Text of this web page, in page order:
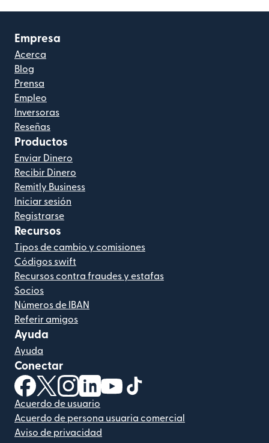
Empresa
Acerca
Blog
Prensa
Empleo
Inversoras
Reseñas
Productos
Enviar Dinero
Recibir Dinero
Remitly Business
Iniciar sesión
Registrarse
Recursos
Tipos de cambio y comisiones
Códigos swift
Recursos contra fraudes y estafas
Socios
Números de IBAN
Referir amigos
Ayuda
Ayuda
Conectar
(se abre en una ventana nueva)
(se abre en una ventana nueva)
(se abre en una ventana nueva)
(se abre en una ventana nueva)
(se abre en una ventana nueva)
Acuerdo de usuario
Acuerdo de persona usuaria comercial
Aviso de privacidad